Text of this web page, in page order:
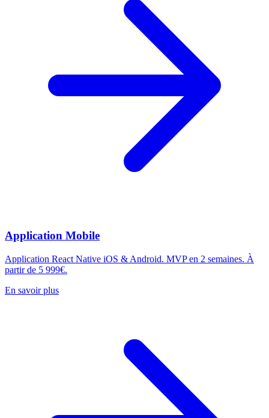
Application Mobile
Application React Native iOS & Android. MVP en 2 semaines. À
partir de 5 999€.
En savoir plus